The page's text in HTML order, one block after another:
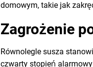
domowym, takie jak
Zagrożenie
Równolegle susza
czwarty stopień